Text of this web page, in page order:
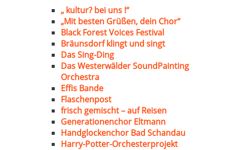
„ kultur? bei uns !“
„Mit besten Grüßen, dein Chor“
Black Forest Voices Festival
Bräunsdorf klingt und singt
Das Sing-Ding
Das Westerwälder SoundPainting
Orchestra
Effis Bande
Flaschenpost
frisch gemischt – auf Reisen
Generationenchor Eltmann
Handglockenchor Bad Schandau
Harry-Potter-Orchesterprojekt